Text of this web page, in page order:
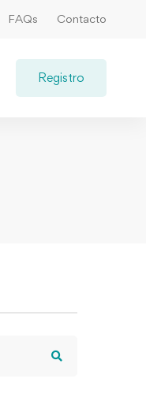
FAQs Contacto
Registro